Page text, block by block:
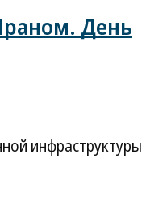
День
инфраструктуры